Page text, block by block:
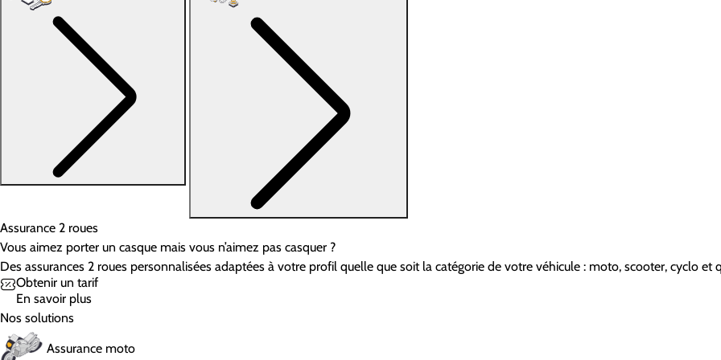
Assurance 2 roues
Vous aimez porter un casque mais vous n’aimez pas casquer ?
Des assurances 2 roues personnalisées adaptées à votre profil quelle que soit la catégorie de votre véhicule : moto, scooter, cyclo et
Obtenir un tarif
En savoir plus
Nos solutions
Assurance moto